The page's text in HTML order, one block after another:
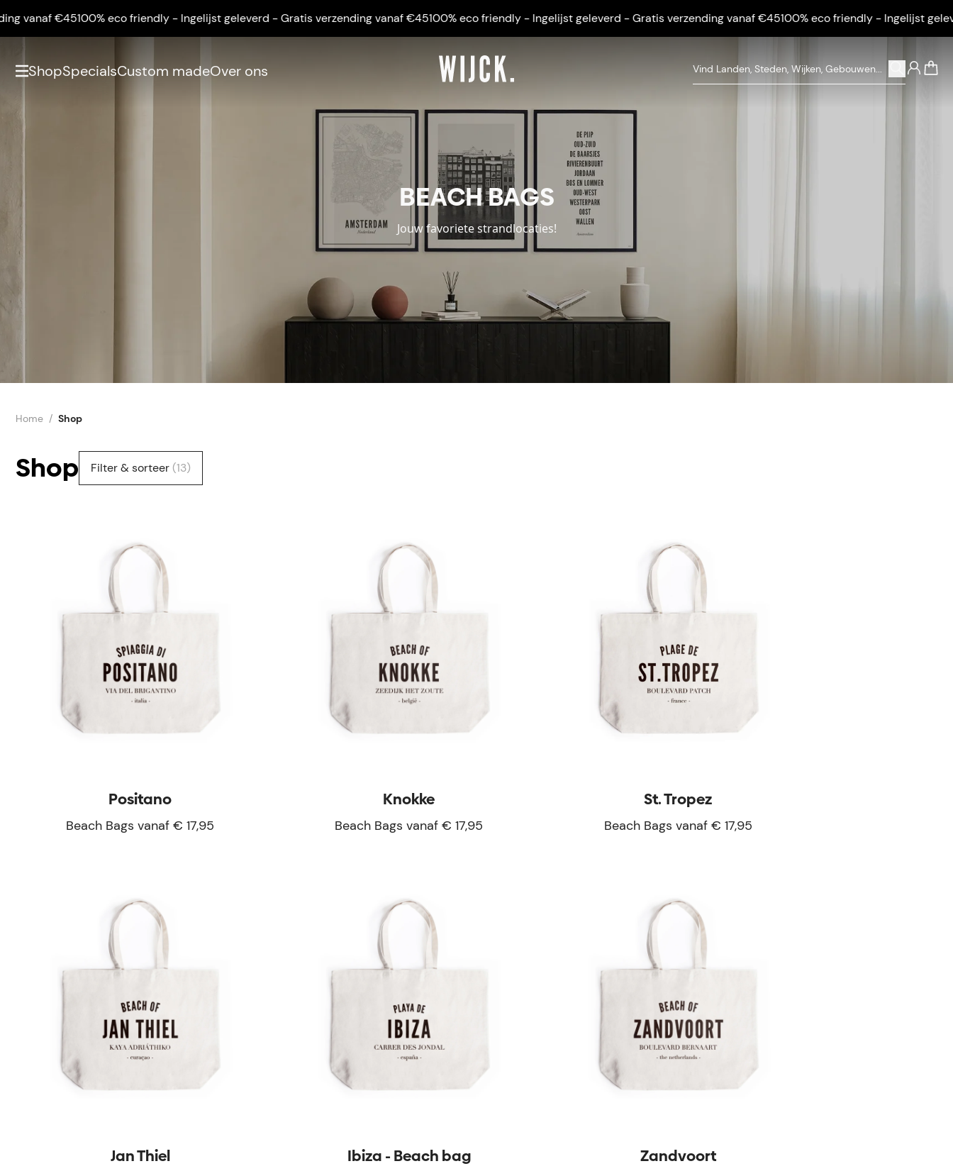
€45100% eco friendly - Ingelijst geleverd - Gratis verzending vanaf €45100% eco friendly - Ingelijst geleverd - Gratis verzending vanaf €45100% eco friendly - Ingelijst geleverd -
ShopSpecialsCustom madeOver ons
BEACH BAGS
Jouw favoriete strandlocaties!
Home Shop
Shop Filter & sorteer (13)
Positano
Beach Bags vanaf € 17,95
Knokke
Beach Bags vanaf € 17,95
St. Tropez
Beach Bags vanaf € 17,95
Jan Thiel Ibiza - Beach bag Zandvoort